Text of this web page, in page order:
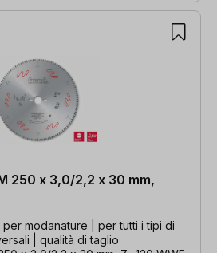
250 x 3,0/2,2 x 30 mm,
modanature | per tutti i tipi di
| qualità di taglio